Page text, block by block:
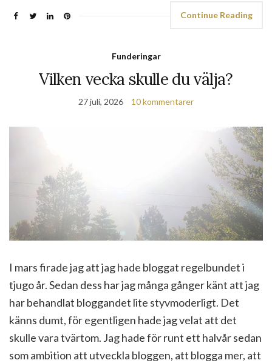
Continue Reading
Funderingar
Vilken vecka skulle du välja?
27 juli, 2026 10 kommentarer
I mars firade jag att jag hade bloggat regelbundet i
tjugo år. Sedan dess har jag många gånger känt att jag
har behandlat bloggandet lite styvmoderligt. Det
känns dumt, för egentligen hade jag velat att det
skulle vara tvärtom. Jag hade för runt ett halvår sedan
som ambition att utveckla bloggen, att blogga mer, att